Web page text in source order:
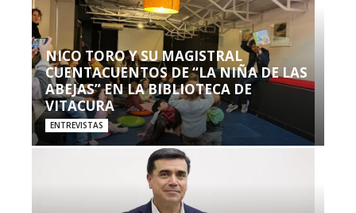
NICO TORO Y SU MAGISTRAL
CUENTACUENTOS DE “LA NIÑA DE LAS
ABEJAS” EN LA BIBLIOTECA DE
VITACURA
ENTREVISTAS